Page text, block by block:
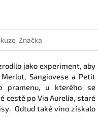
Značka
jako experiment, aby
Sangiovese a Petit
pramenu, u kterého se
cestě po Via Aurelia, staré
Odtud také víno získalo